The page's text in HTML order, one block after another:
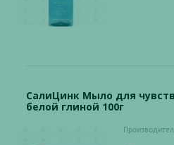
СалиЦинк Мыло для
белой глиной 100г